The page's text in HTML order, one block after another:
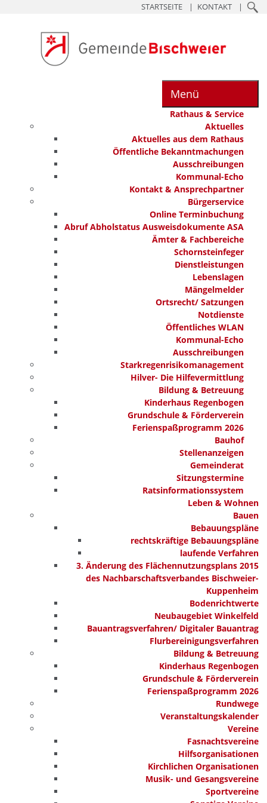
STARTSEITE KONTAKT
Menü
Rathaus & Service
Aktuelles
Aktuelles aus dem Rathaus
Öffentliche Bekanntmachungen
Ausschreibungen
Kommunal-Echo
Kontakt & Ansprechpartner
Bürgerservice
Online Terminbuchung
Abruf Abholstatus Ausweisdokumente ASA
Ämter & Fachbereiche
Schornsteinfeger
Dienstleistungen
Lebenslagen
Mängelmelder
Ortsrecht/ Satzungen
Notdienste
Öffentliches WLAN
Kommunal-Echo
Ausschreibungen
Starkregenrisikomanagement
Hilver- Die Hilfevermittlung
Bildung & Betreuung
Kinderhaus Regenbogen
Grundschule & Förderverein
Ferienspaßprogramm 2026
Bauhof
Stellenanzeigen
Gemeinderat
Sitzungstermine
Ratsinformationssystem
Leben & Wohnen
Bauen
Bebauungspläne
rechtskräftige Bebauungspläne
laufende Verfahren
3. Änderung des Flächennutzungsplans 2015
des Nachbarschaftsverbandes Bischweier-
Kuppenheim
Bodenrichtwerte
Neubaugebiet Winkelfeld
Bauantragsverfahren/ Digitaler Bauantrag
Flurbereinigungsverfahren
Bildung & Betreuung
Kinderhaus Regenbogen
Grundschule & Förderverein
Ferienspaßprogramm 2026
Rundwege
Veranstaltungskalender
Vereine
Fasnachtsvereine
Hilfsorganisationen
Kirchlichen Organisationen
Musik- und Gesangsvereine
Sportvereine